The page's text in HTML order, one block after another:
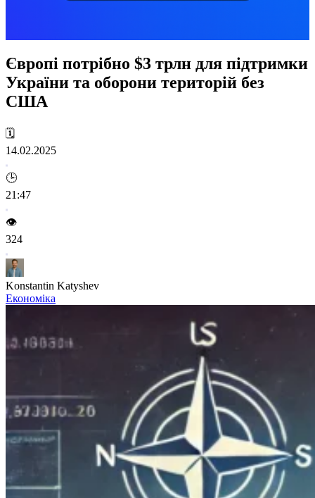
Європі потрібно $3 трлн для підтримки
України та оборони територій без
США
🗓️
14.02.2025
🕒
21:47
👁️
324
Konstantin Katyshev
Економіка